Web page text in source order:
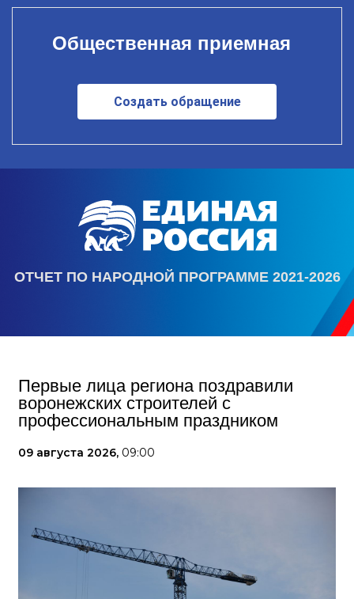
Общественная приемная
Создать обращение
ОТЧЕТ ПО НАРОДНОЙ ПРОГРАММЕ 2021-2026
Первые лица региона поздравили
воронежских строителей с
профессиональным праздником
09 августа 2026, 09:00